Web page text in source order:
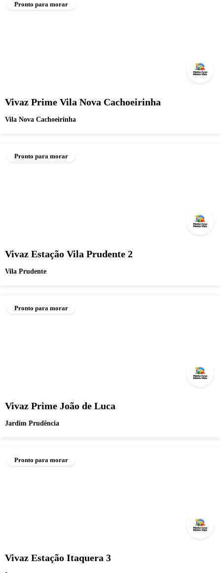
Pronto para morar
Vivaz Prime Vila Nova Cachoeirinha
Vila Nova Cachoeirinha
Pronto para morar
Vivaz Estação Vila Prudente 2
Vila Prudente
Pronto para morar
Vivaz Prime João de Luca
Jardim Prudência
Pronto para morar
Vivaz Estação Itaquera 3